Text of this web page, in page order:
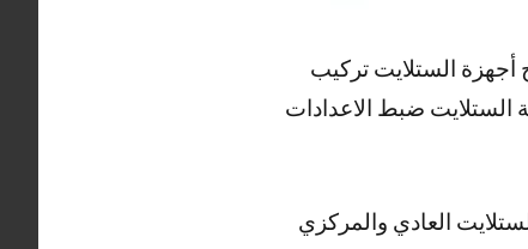
أجهزة الستلايت تركيب
الستلايت ضبط الاعدادات
العادي والمركزي